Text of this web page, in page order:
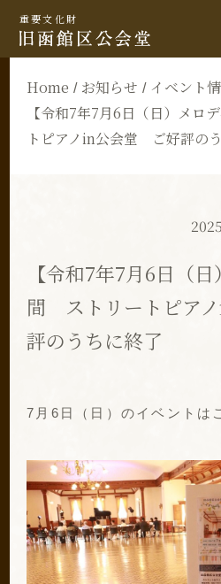
重要文化財
Home お知らせ
イベント
【令和7年7月6日（日）メロ
トピアノin公会堂 ご好評の
【令和7年7月6日（
間 ストリートピア
評のうちに終了
7月6日（日）のイベントは